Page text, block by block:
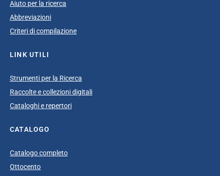
Aiuto per la ricerca
Abbreviazioni
Criteri di compilazione
LINK UTILI
Strumenti per la Ricerca
Raccolte e collezioni digitali
Cataloghi e repertori
CATALOGO
Catalogo completo
Ottocento